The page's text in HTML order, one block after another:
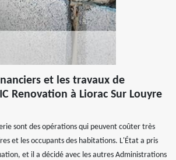
et les travaux de
Renovation à Liorac Sur Louyre
sont des opérations qui peuvent coûter très
et les occupants des habitations. L'État a pris
et il a décidé avec les autres Administrations